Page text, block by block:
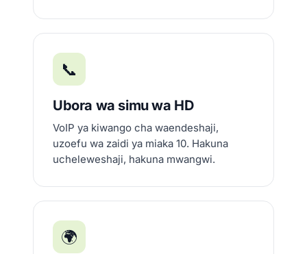
📞
Ubora wa simu wa HD
VoIP ya kiwango cha waendeshaji,
uzoefu wa zaidi ya miaka 10. Hakuna
ucheleweshaji, hakuna mwangwi.
🌍